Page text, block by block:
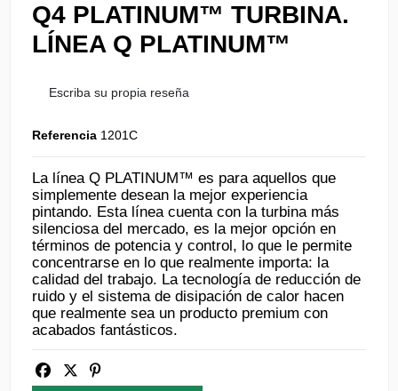
Q4 PLATINUM™ TURBINA.
LÍNEA Q PLATINUM™
Escriba su propia reseña
Referencia 1201C
La línea Q PLATINUM™ es para aquellos que
simplemente desean la mejor experiencia
pintando. Esta línea cuenta con la turbina más
silenciosa del mercado, es la mejor opción en
términos de potencia y control, lo que le permite
concentrarse en lo que realmente importa: la
calidad del trabajo. La tecnología de reducción de
ruido y el sistema de disipación de calor hacen
que realmente sea un producto premium con
acabados fantásticos.